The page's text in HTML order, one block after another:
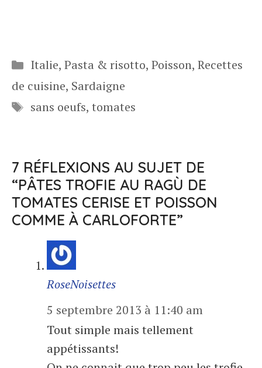
Catégories
Italie, Pasta & risotto, Poisson, Recettes
de cuisine, Sardaigne
Étiquettes
sans oeufs, tomates
7 RÉFLEXIONS AU SUJET DE
“PÂTES TROFIE AU RAGÙ DE
TOMATES CERISE ET POISSON
COMME À CARLOFORTE”
RoseNoisettes
5 septembre 2013 à 11:40 am
Tout simple mais tellement
appétissants!